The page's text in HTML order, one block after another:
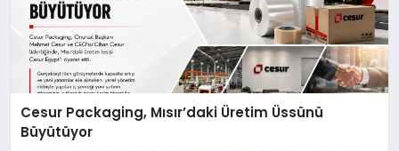
Cesur Packaging, Mısır’daki Üretim Üssünü
Büyütüyor